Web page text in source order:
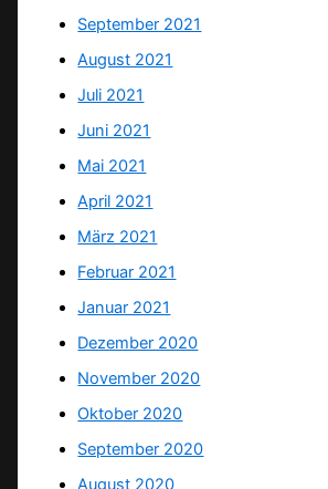
September 2021
August 2021
Juli 2021
Juni 2021
Mai 2021
April 2021
März 2021
Februar 2021
Januar 2021
Dezember 2020
November 2020
Oktober 2020
September 2020
August 2020